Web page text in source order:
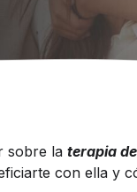
sobre la terapia
con ella y